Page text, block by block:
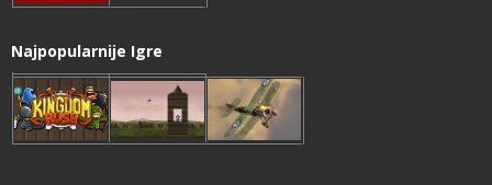
Najpopularnije Igre